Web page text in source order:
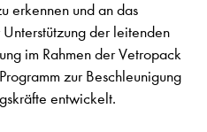
erkennen und an das
der leitenden
im Rahmen der Vetropack
zur Beschleunigung
entwickelt.